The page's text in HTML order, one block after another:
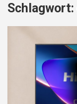
Schlagwort: